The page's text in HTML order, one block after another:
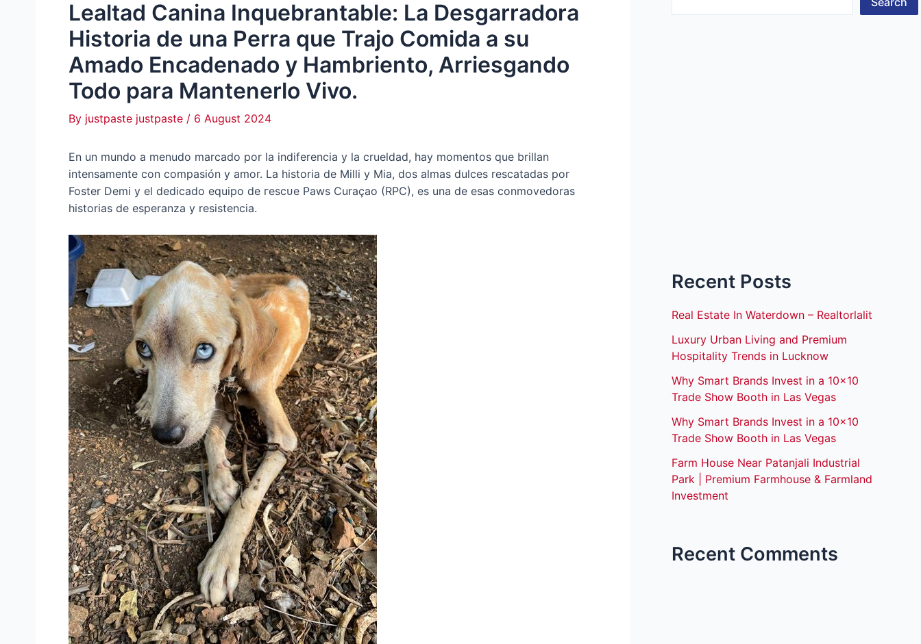
Lealtad Canina Inquebrantable: La Desgarradora
Historia de una Perra que Trajo Comida a su
Amado Encadenado y Hambriento, Arriesgando
Todo para Mantenerlo Vivo.
By justpaste justpaste / 6 August 2024
En un mundo a menudo marcado por la indiferencia y la crueldad, hay momentos que brillan
intensamente con compasión y amor. La historia de Milli y Mia, dos almas dulces rescatadas por
Foster Demi y el dedicado equipo de гeѕсᴜe Paws Curaçao (RPC), es una de esas conmovedoras
historias de esperanza y resistencia.
Recent Posts
Real Estate In Waterdown – Realtorlalit
Luxury Urban Living and Premium
Hospitality Trends in Lucknow
Why Smart Brands Invest in a 10×10
Trade Show Booth in Las Vegas
Why Smart Brands Invest in a 10×10
Trade Show Booth in Las Vegas
Farm House Near Patanjali Industrial
Park | Premium Farmhouse & Farmland
Investment
Recent Comments